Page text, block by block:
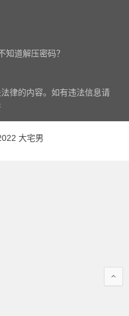
知道解压密码？
律的内容。如有违法信息请
大宅男